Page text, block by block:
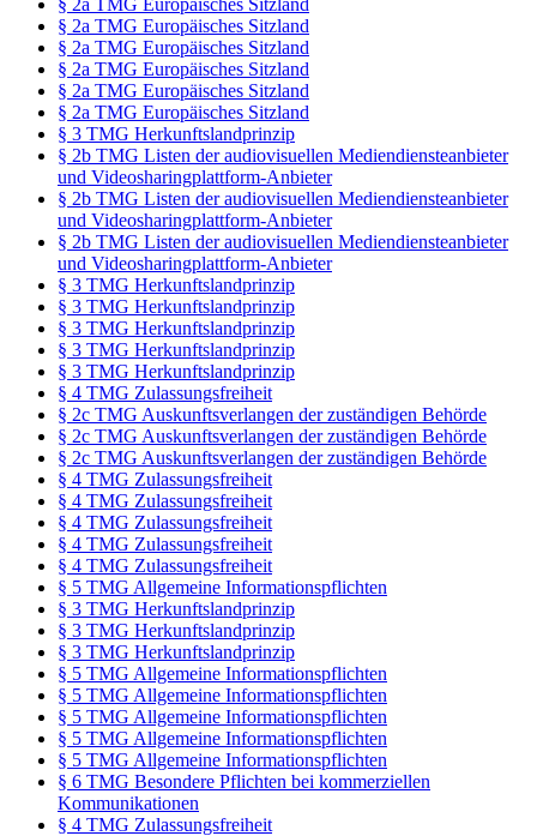
§ 2a TMG Europäisches Sitzland
§ 2a TMG Europäisches Sitzland
§ 2a TMG Europäisches Sitzland
§ 2a TMG Europäisches Sitzland
§ 2a TMG Europäisches Sitzland
§ 3 TMG Herkunftslandprinzip
§ 2b TMG Listen der audiovisuellen Mediendiensteanbieter
und Videosharingplattform-Anbieter
§ 2b TMG Listen der audiovisuellen Mediendiensteanbieter
und Videosharingplattform-Anbieter
§ 2b TMG Listen der audiovisuellen Mediendiensteanbieter
und Videosharingplattform-Anbieter
§ 3 TMG Herkunftslandprinzip
§ 3 TMG Herkunftslandprinzip
§ 3 TMG Herkunftslandprinzip
§ 3 TMG Herkunftslandprinzip
§ 3 TMG Herkunftslandprinzip
§ 4 TMG Zulassungsfreiheit
§ 2c TMG Auskunftsverlangen der zuständigen Behörde
§ 2c TMG Auskunftsverlangen der zuständigen Behörde
§ 2c TMG Auskunftsverlangen der zuständigen Behörde
§ 4 TMG Zulassungsfreiheit
§ 4 TMG Zulassungsfreiheit
§ 4 TMG Zulassungsfreiheit
§ 4 TMG Zulassungsfreiheit
§ 4 TMG Zulassungsfreiheit
§ 5 TMG Allgemeine Informationspflichten
§ 3 TMG Herkunftslandprinzip
§ 3 TMG Herkunftslandprinzip
§ 3 TMG Herkunftslandprinzip
§ 5 TMG Allgemeine Informationspflichten
§ 5 TMG Allgemeine Informationspflichten
§ 5 TMG Allgemeine Informationspflichten
§ 5 TMG Allgemeine Informationspflichten
§ 5 TMG Allgemeine Informationspflichten
§ 6 TMG Besondere Pflichten bei kommerziellen
Kommunikationen
§ 4 TMG Zulassungsfreiheit